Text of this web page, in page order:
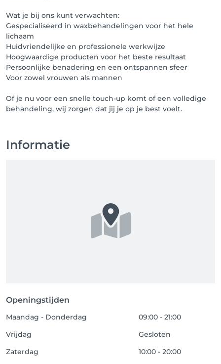
Wat je bij ons kunt verwachten:
Gespecialiseerd in waxbehandelingen voor het hele
lichaam
Huidvriendelijke en professionele werkwijze
Hoogwaardige producten voor het beste resultaat
Persoonlijke benadering en een ontspannen sfeer
Voor zowel vrouwen als mannen
Of je nu voor een snelle touch-up komt of een volledige
behandeling, wij zorgen dat jij je op je best voelt.
Informatie
Openingstijden
Maandag - Donderdag
09:00 - 21:00
Vrijdag
Gesloten
Zaterdag
10:00 - 20:00